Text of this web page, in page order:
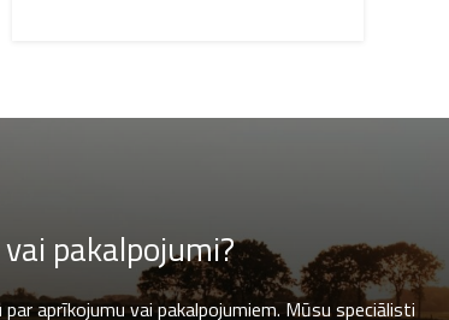
pakalpojumi?
aprīkojumu vai pakalpojumiem. Mūsu speciālisti